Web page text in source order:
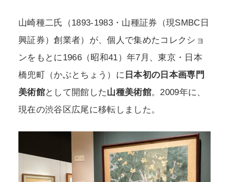
山崎種二氏（1893-1983・山種証券（現SMBC日
興証券）創業者）が、個人で集めたコレクショ
ンをもとに1966（昭和41）年7月、東京・日本
橋兜町（かぶとちょう）に 日本初の日本画専門
美術館として開館した山種美術館。2009年に、
現在の渋谷区広尾に移転しました。